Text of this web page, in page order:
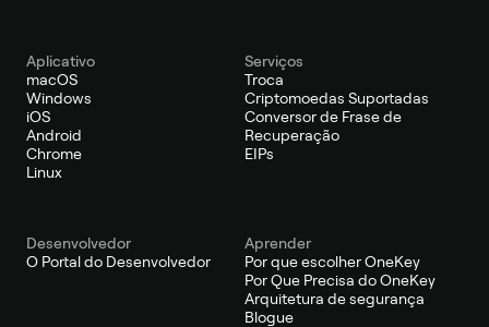
Aplicativo
macOS
Windows
iOS
Android
Chrome
Linux
Serviços
Troca
Criptomoedas Suportadas
Conversor de Frase de
Recuperação
EIPs
Desenvolvedor
O Portal do Desenvolvedor
Aprender
Por que escolher OneKey
Por Que Precisa do OneKey
Arquitetura de segurança
Blogue